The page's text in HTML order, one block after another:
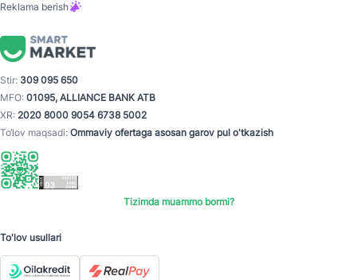
Reklama berish
Stir: 309 095 650
MFO: 01095, ALLIANCE BANK ATB
XR: 2020 8000 9054 6738 5002
To‘lov maqsadi: Ommaviy ofertaga asosan garov pul o'tkazish
Tizimda muammo bormi?
To'lov usullari